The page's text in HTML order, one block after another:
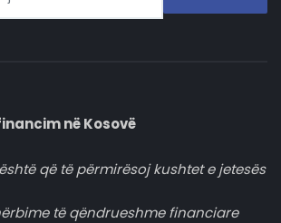
në Kosovë
që të përmirësoj kushtet e jetesës
të qëndrueshme financiare